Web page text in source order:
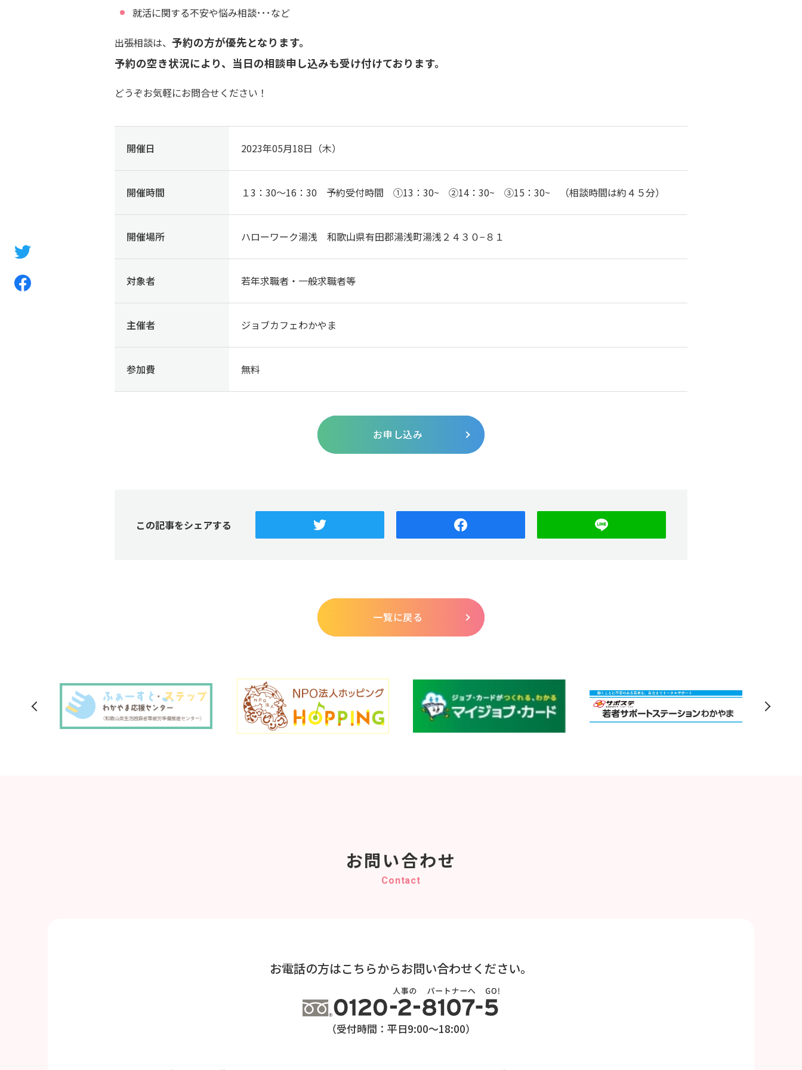
就活に関する不安や悩み相談･･･など
出張相談は、 予約の方が優先となります。
予約の空き状況により、当日の相談申し込みも受け付けております。
どうぞお気軽にお問合せください！
開催日 2023年05月18日（木）
開催時間 １3：30～16：30 予約受付時間 ①13：30~ ②14：30~ ③15：30~ （相談時間は約４５分）
開催場所 ハローワーク湯浅 和歌山県有田郡湯浅町湯浅２４３０−８１
対象者 若年求職者・一般求職者等
主催者 ジョブカフェわかやま
参加費 無料
お申し込み
この記事をシェアする
一覧に戻る
お問い合わせ
Contact
お電話の方はこちらからお問い合わせください。
（受付時間：平日9:00～18:00）